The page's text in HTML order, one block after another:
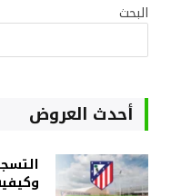
البحث
أحدث العروض